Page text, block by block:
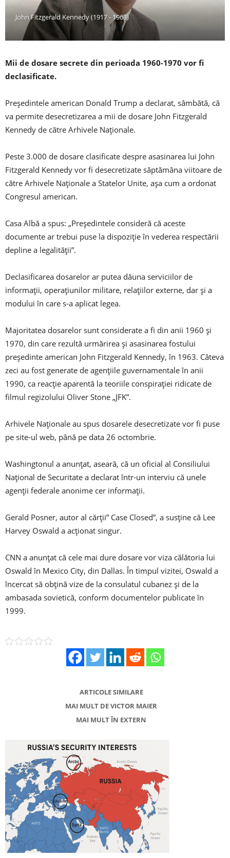
John Fitzgerald Kennedy (1917 - 1963)
Mii de dosare secrete din perioada 1960-1970 vor fi
declasificate.
Președintele american Donald Trump a declarat, sâmbătă, că
va permite desecretizarea a mii de dosare John Fitzgerald
Kennedy de către Arhivele Naționale.
Peste 3.000 de dosare clasificate despre asasinarea lui John
Fitzgerald Kennedy vor fi desecretizate săptămâna viitoare de
către Arhivele Naționale a Statelor Unite, așa cum a ordonat
Congresul american.
Casa Albă a spus: „Președintele consideră că aceste
documente ar trebui puse la dispoziție în vederea respectării
depline a legalității”.
Declasificarea dosarelor ar putea dăuna serviciilor de
informații, operațiunilor militare, relațiilor externe, dar și a
modului în care s-a aplicat legea.
Majoritatea dosarelor sunt considerate a fi din anii 1960 și
1970, din care rezultă urmărirea și asasinarea fostului
președinte american John Fitzgerald Kennedy, în 1963. Câteva
zeci au fost generate de agențiile guvernamentale în anii
1990, ca reacție aparentă la teoriile conspirației ridicate de
filmul regizolului Oliver Stone „JFK”.
Arhivele Naționale au spus dosarele desecretizate vor fi puse
pe site-ul web, până pe data 26 octombrie.
Washingtonul a anunțat, aseară, că un oficial al Consiliului
Național de Securitate a declarat într-un interviu că unele
agenții federale anonime cer informații.
Gerald Posner, autor al cărții” Case Closed”, a susține că Lee
Harvey Oswald a acționat singur.
CNN a anunțat că cele mai dure dosare vor viza călătoria lui
Oswald în Mexico City, din Dallas. În timpul vizitei, Oswald a
încercat să obțină vize de la consulatul cubanez și de la
ambasada sovietică, conform documentelor publicate în
1999.
ARTICOLE SIMILARE
MAI MULT DE VICTOR MAIER
MAI MULT ÎN EXTERN